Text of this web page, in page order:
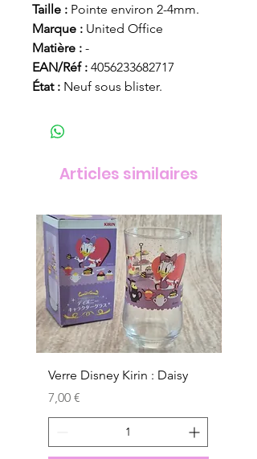
Taille : Pointe environ 2-4mm.
Marque : United Office
Matière : -
EAN/Réf : 4056233682717
État : Neuf sous blister.
Articles similaires
Verre Disney Kirin : Daisy
Prix
7,00 €